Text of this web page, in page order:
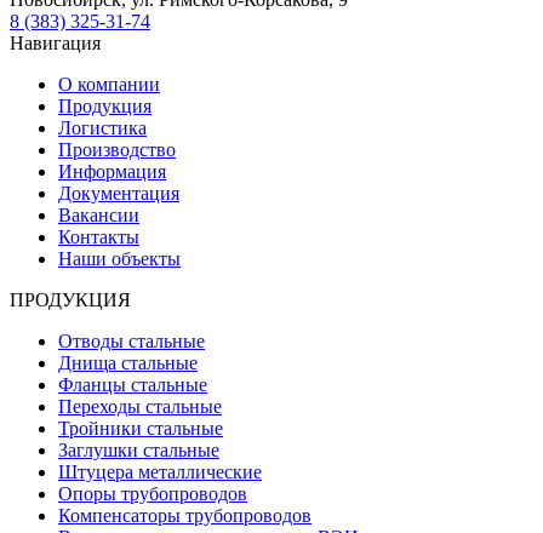
8 (383) 325-31-74
Навигация
О компании
Продукция
Логистика
Производство
Информация
Документация
Вакансии
Контакты
Наши объекты
ПРОДУКЦИЯ
Отводы стальные
Днища стальные
Фланцы стальные
Переходы стальные
Тройники стальные
Заглушки стальные
Штуцера металлические
Опоры трубопроводов
Компенсаторы трубопроводов